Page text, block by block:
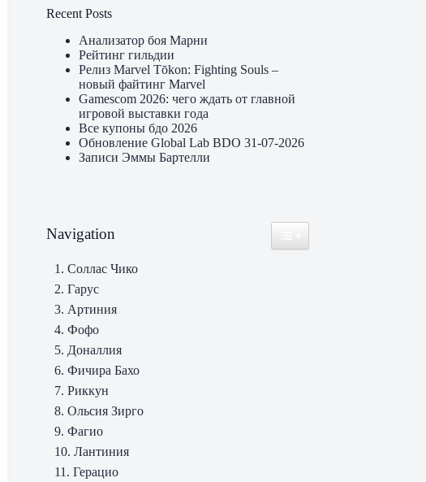
Recent Posts
Анализатор боя Марни
Рейтинг гильдии
Релиз Marvel Tōkon: Fighting Souls –
новый файтинг Marvel
Gamescom 2026: чего ждать от главной
игровой выставки года
Все купоны бдо 2026
Обновление Global Lab BDO 31-07-2026
Записи Эммы Бартелли
Navigation
1. Соллас Чико
2. Гарус
3. Артиния
4. Фофо
5. Доналлия
6. Фичира Бахо
7. Риккун
8. Ольсия Зирго
9. Фагио
10. Лантиния
11. Герацио